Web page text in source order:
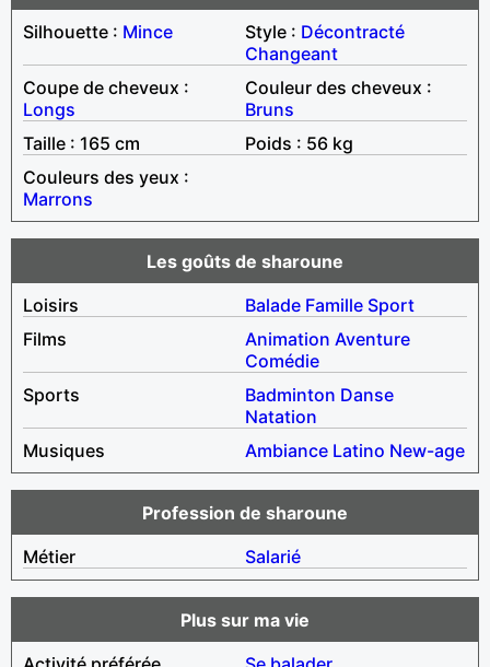
Silhouette : Mince Style : Décontracté
Changeant
Coupe de cheveux :
Longs
Couleur des cheveux :
Bruns
Taille : 165 cm
Poids : 56 kg
Couleurs des yeux :
Marrons
Les goûts de sharoune
Loisirs
Balade Famille Sport
Films
Animation Aventure
Comédie
Sports
Badminton Danse
Natation
Musiques
Ambiance Latino New-age
Profession de sharoune
Métier
Salarié
Plus sur ma vie